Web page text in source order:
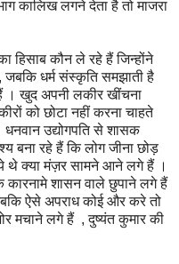
कालिख लगने देता है तो माजरा
हिसाब कौन ले रहे हैं जिन्होंने
धर्म संस्कृति समझाती है
। खुद अपनी लकीर खींचना
को छोटा नहीं करना चाहते
उद्योगपति से शासक
बना रहे हैं कि लोग जीना छोड़
थे क्या मंज़र सामने आने लगे हैं ।
शासन वाले छुपाने लगे हैं
ऐसे अपराध कोई और करे तो
मचाने लगे हैं , दुष्यंत कुमार की